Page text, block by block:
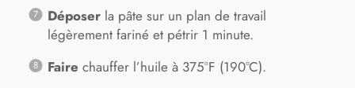
Déposerla pâte sur un plan de travail
légèrement fariné et pétrir 1 minute.
Faire chauffer l’huile à 375°F (190°C).